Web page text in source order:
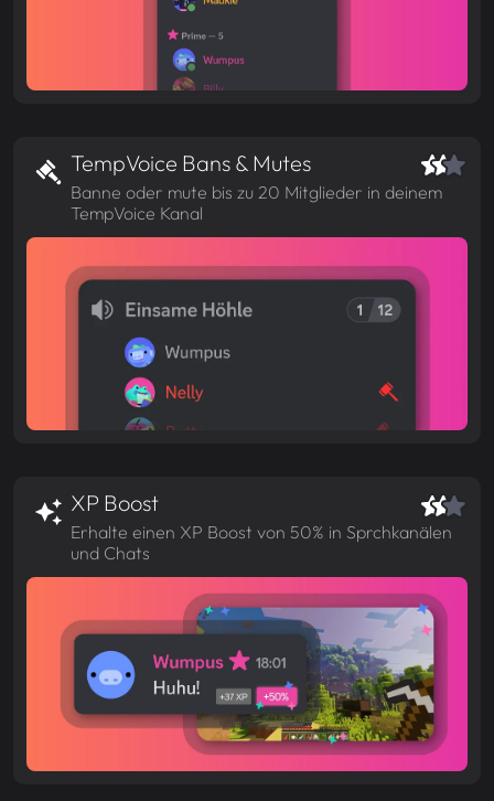
TempVoice Bans & Mutes
Banne oder mute bis zu 20 Mitglieder in deinem
TempVoice Kanal
XP Boost
Erhalte einen XP Boost von 50% in Sprchkanälen
und Chats